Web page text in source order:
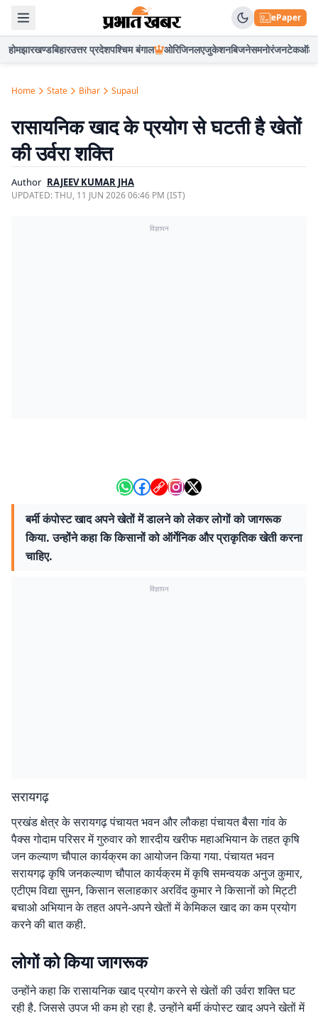
ePaper
होमझारखण्डबिहारउत्तर प्रदेशपश्चिम बंगाल ओरिजिनलएजुकेशनबिजनेसमनोरंजनटेकऑटो
Home State Bihar Supaul
रासायनिक खाद के प्रयोग से घटती है खेतों
की उर्वरा शक्ति
Author RAJEEV KUMAR JHA
UPDATED:THU, 11 JUN 2026 06:46 PM (IST)
विज्ञापन
बर्मी कंपोस्ट खाद अपने खेतों में डालने को लेकर लोगों को जागरूक
किया. उन्होंने कहा कि किसानों को ऑर्गेनिक और प्राकृतिक खेती करना
चाहिए.
विज्ञापन
सरायगढ़
प्रखंड क्षेत्र के सरायगढ़ पंचायत भवन और लौकहा पंचायत बैसा गांव के
पैक्स गोदाम परिसर में गुरुवार को शारदीय खरीफ महाअभियान के तहत कृषि
जन कल्याण चौपाल कार्यक्रम का आयोजन किया गया. पंचायत भवन
सरायगढ़ कृषि जनकल्याण चौपाल कार्यक्रम में कृषि समन्वयक अनुज कुमार,
एटीएम विद्या सुमन, किसान सलाहकार अरविंद कुमार ने किसानों को मिट्टी
बचाओ अभियान के तहत अपने-अपने खेतों में केमिकल खाद का कम प्रयोग
करने की बात कही.
लोगों को किया जागरूक
उन्होंने कहा कि रासायनिक खाद प्रयोग करने से खेतों की उर्वरा शक्ति घट
रही है. जिससे उपज भी कम हो रहा है. उन्होंने बर्मी कंपोस्ट खाद अपने खेतों में